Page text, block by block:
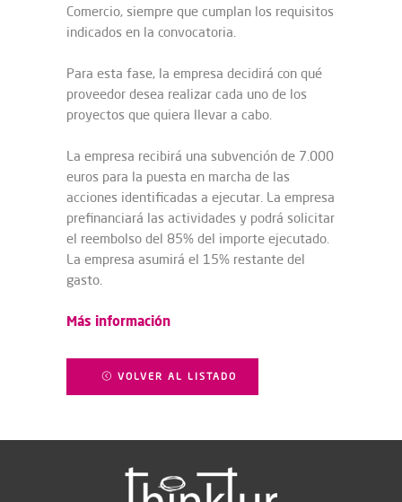
Comercio, siempre que cumplan los requisitos
indicados en la convocatoria.
Para esta fase, la empresa decidirá con qué
proveedor desea realizar cada uno de los
proyectos que quiera llevar a cabo.
La empresa recibirá una subvención de 7.000
euros para la puesta en marcha de las
acciones identificadas a ejecutar. La empresa
prefinanciará las actividades y podrá solicitar
el reembolso del 85% del importe ejecutado.
La empresa asumirá el 15% restante del
gasto.
Más información
VOLVER AL LISTADO